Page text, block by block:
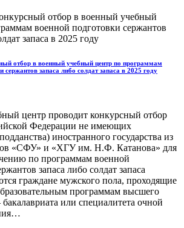
отбор в военный учебный центр по программам
сержантов запаса либо солдат запаса в 2025 году
центр проводит конкурсный отбор
Федерации не имеющих
иностранного государства из
«СФУ» и «ХГУ им. Н.Ф. Катанова» для
по программам военной
запаса либо солдат запаса
граждане мужского пола, проходящие
программам высшего
бакалавриата или специалитета очной